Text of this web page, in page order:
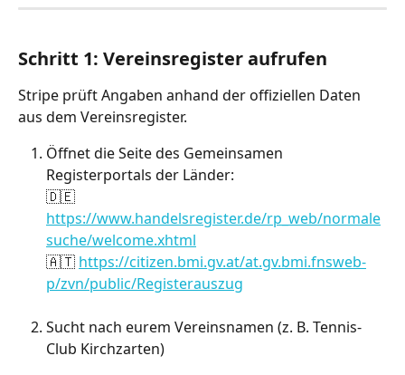
Schritt 1: Vereinsregister aufrufen
Stripe prüft Angaben anhand der offiziellen Daten
aus dem Vereinsregister.
Öffnet die Seite des Gemeinsamen
Registerportals der Länder:
🇩🇪
https://www.handelsregister.de/rp_web/normale
suche/welcome.xhtml
🇦🇹 https://citizen.bmi.gv.at/at.gv.bmi.fnsweb-
p/zvn/public/Registerauszug
Sucht nach eurem Vereinsnamen (z. B. Tennis-
Club Kirchzarten)